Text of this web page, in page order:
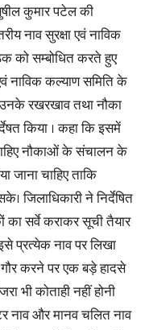
कुमार पटेल की
नाव सुरक्षा एवं नाविक
को सम्बोधित करते हुए
नाविक कल्याण समिति के
रखरखाव तथा नौका
किया । कहा कि इसमें
नौकाओं के संचालन के
जाना चाहिए ताकि
जिलाधिकारी ने निर्देषित
सर्वे कराकर सूची तैयार
प्रत्येक नाव पर लिखा
गौर करने पर एक बड़े हादसे
भी कोताही नहीं होनी
नाव और मानव चलित नाव